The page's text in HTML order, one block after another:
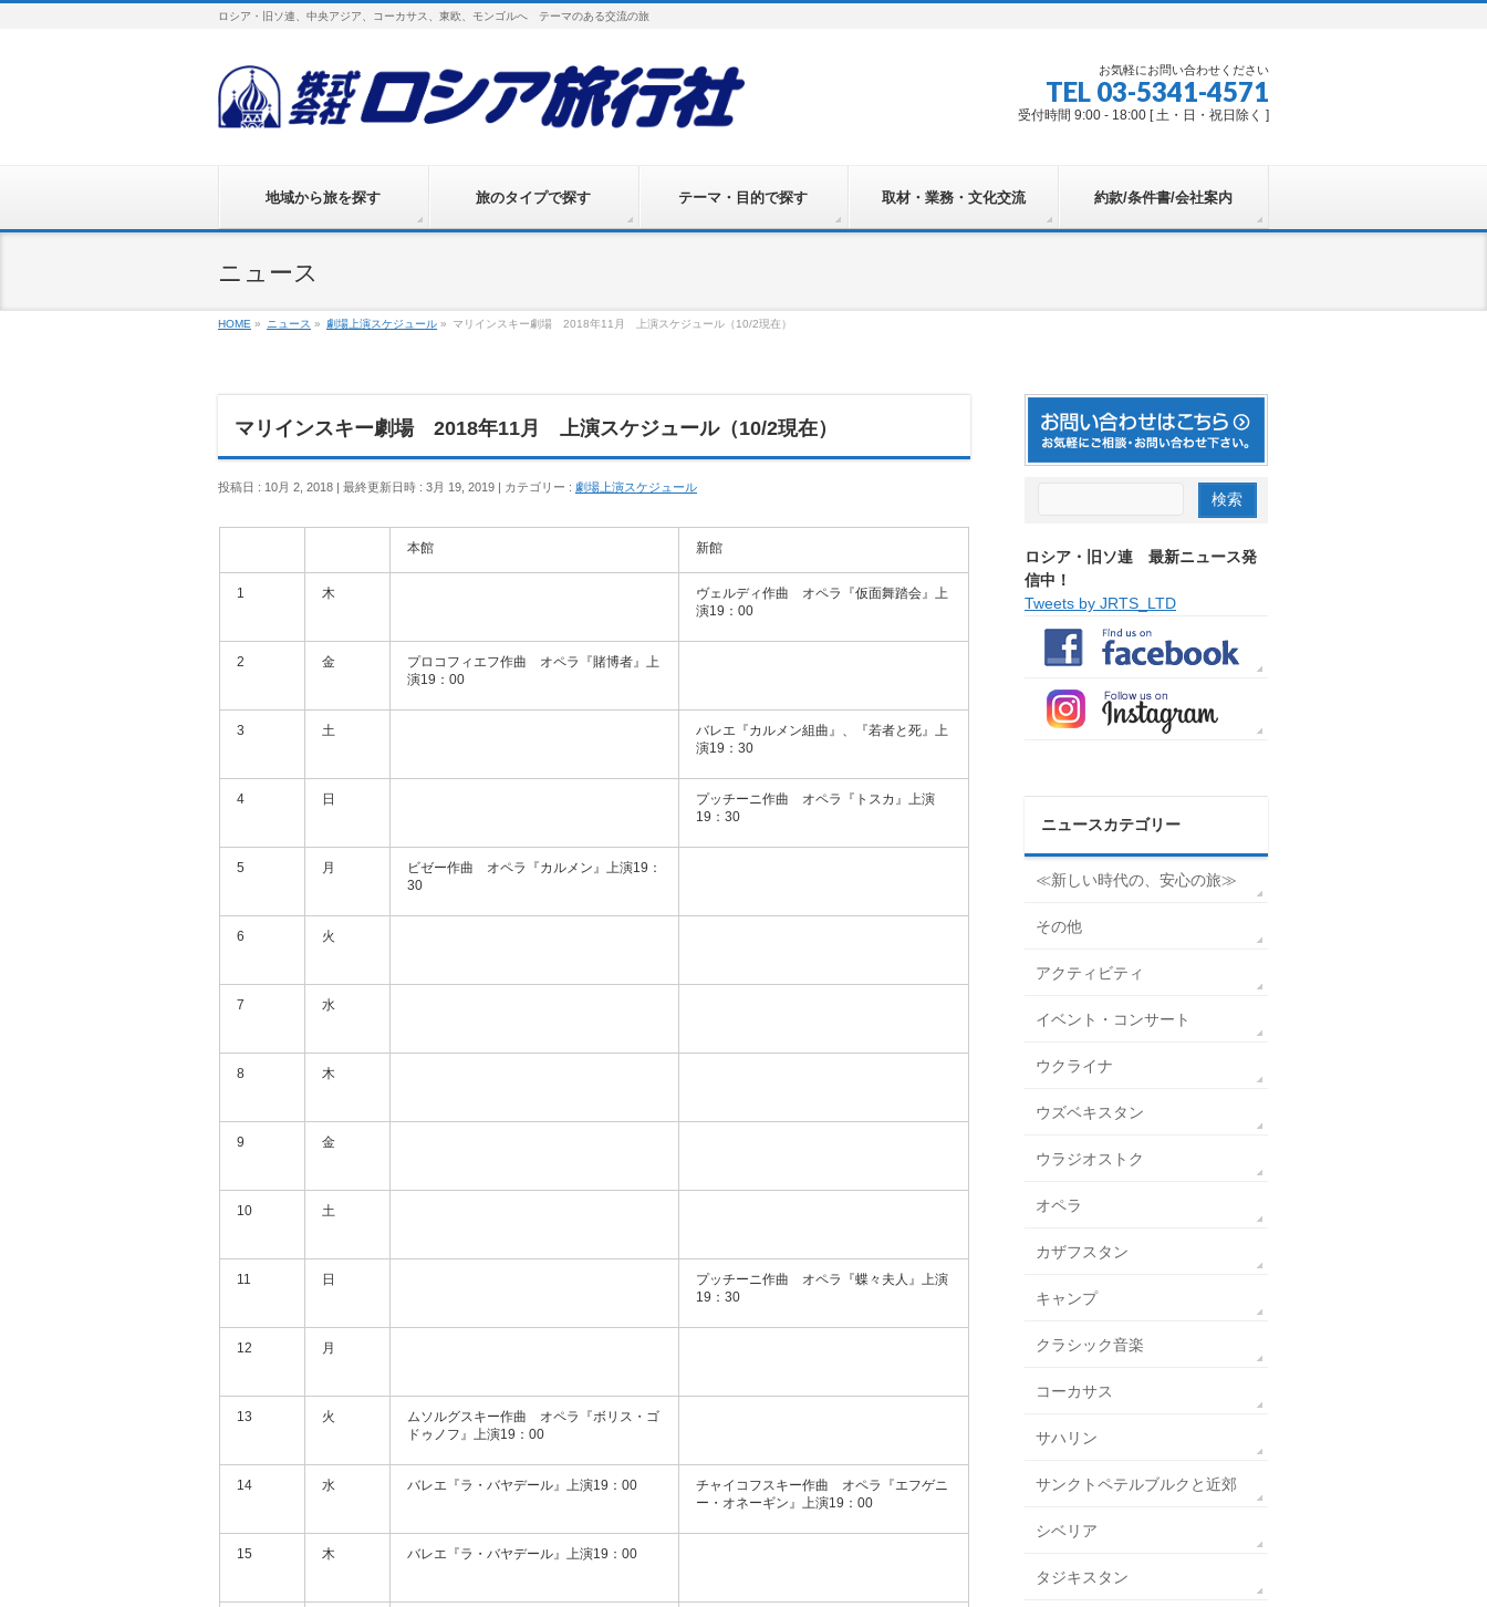
ロシア・旧ソ連、中央アジア、コーカサス、東欧、モンゴルへ テーマのある交流の旅
お気軽にお問い合わせください
TEL 03-5341-4571
受付時間 9:00 - 18:00 [ 土・日・祝日除く ]
地域から旅を探す 旅のタイプで探す テーマ・目的で探す 取材・業務・文化交流 約款/条件書/会社案内
ニュース
HOME » ニュース » 劇場上演スケジュール » マリインスキー劇場 2018年11月 上演スケジュール（10/2現在）
マリインスキー劇場 2018年11月 上演スケジュール（10/2現在）
投稿日 : 10月 2, 2018 最終更新日時 : 3月 19, 2019 カテゴリー : 劇場上演スケジュール
本館 新館
1 木
ヴェルディ作曲 オペラ『仮面舞踏会』上
演19：00
2 金
プロコフィエフ作曲 オペラ『賭博者』上
演19：00
3 土
バレエ『カルメン組曲』、『若者と死』上
演19：30
4 日
プッチーニ作曲 オペラ『トスカ』上演
19：30
5 月
ビゼー作曲 オペラ『カルメン』上演19：
30
6 火
7 水
8 木
9 金
10 土
11 日
プッチーニ作曲 オペラ『蝶々夫人』上演
19：30
12 月
13 火
ムソルグスキー作曲 オペラ『ボリス・ゴ
ドゥノフ』上演19：00
14 水 バレエ『ラ・バヤデール』上演19：00
チャイコフスキー作曲 オペラ『エフゲニ
ー・オネーギン』上演19：00
15 木 バレエ『ラ・バヤデール』上演19：00
ロシア・旧ソ連 最新ニュース発
信中！
Tweets by JRTS_LTD
ニュースカテゴリー
≪新しい時代の、安心の旅≫
その他
アクティビティ
イベント・コンサート
ウクライナ
ウズベキスタン
ウラジオストク
オペラ
カザフスタン
キャンプ
クラシック音楽
コーカサス
サハリン
サンクトペテルブルクと近郊
シベリア
タジキスタン